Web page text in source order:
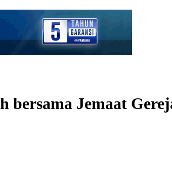
bersama Jemaat